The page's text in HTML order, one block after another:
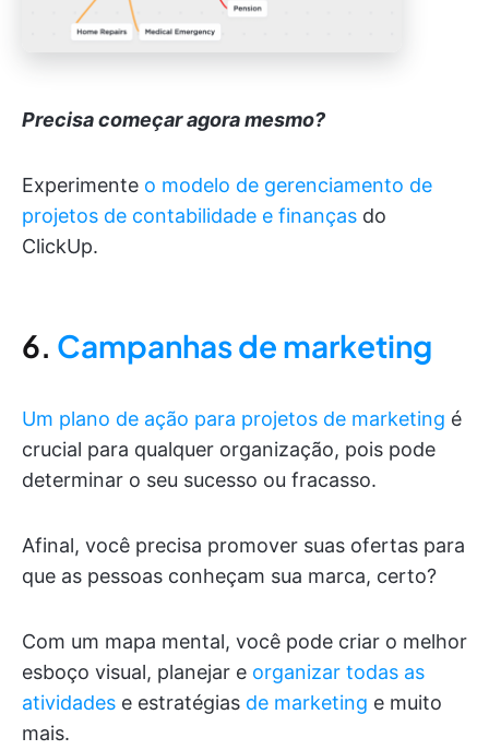
Precisa começar agora mesmo?
Experimente o modelo de gerenciamento de
projetos de contabilidade e finanças do
ClickUp.
6. Campanhas de marketing
Um plano de ação para projetos de marketing é
crucial para qualquer organização, pois pode
determinar o seu sucesso ou fracasso.
Afinal, você precisa promover suas ofertas para
que as pessoas conheçam sua marca, certo?
Com um mapa mental, você pode criar o melhor
esboço visual, planejar e organizar todas as
atividades e estratégias de marketing e muito
mais.